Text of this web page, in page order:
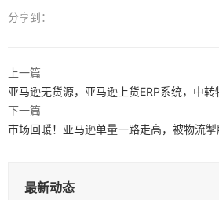
分享到：
上一篇
亚马逊无货源，亚马逊上货ERP系统，中转
下一篇
市场回暖！亚马逊单量一路走高，被物流掣
最新动态